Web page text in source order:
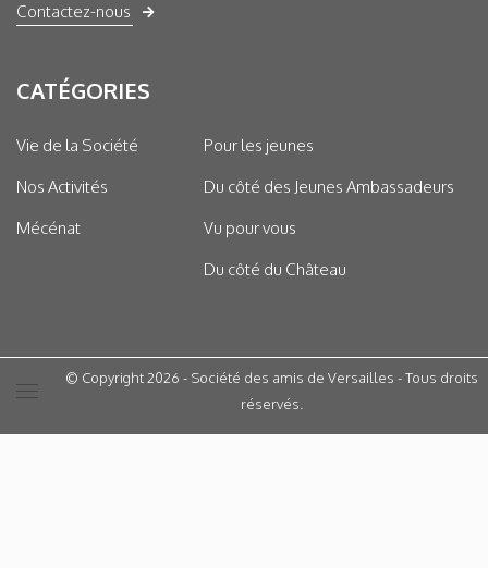
Contactez-nous
CATÉGORIES
Vie de la Société
Nos Activités
Mécénat
Pour les jeunes
Du côté des Jeunes Ambassadeurs
Vu pour vous
Du côté du Château
© Copyright 2026 - Société des amis de Versailles - Tous droits
réservés.